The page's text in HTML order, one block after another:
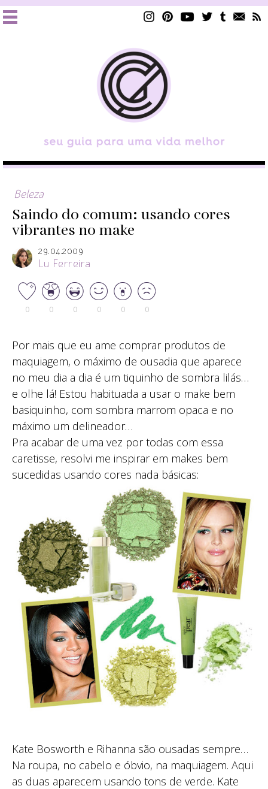
Beleza
Saindo do comum: usando cores
vibrantes no make
29.04.2009
Lu Ferreira
0 0 0 0 0 0
Por mais que eu ame comprar produtos de
maquiagem, o máximo de ousadia que aparece
no meu dia a dia é um tiquinho de sombra lilás…
e olhe lá! Estou habituada a usar o make bem
basiquinho, com sombra marrom opaca e no
máximo um delineador…
Pra acabar de uma vez por todas com essa
caretisse, resolvi me inspirar em makes bem
sucedidas usando cores nada básicas:
Kate Bosworth e Rihanna são ousadas sempre…
Na roupa, no cabelo e óbvio, na maquiagem. Aqui
as duas aparecem usando tons de verde. Kate